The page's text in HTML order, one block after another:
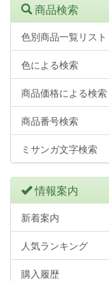
商品検索
色別商品一覧リスト
色による検索
商品価格による検索
商品番号検索
ミサンガ文字検索
情報案内
新着案内
人気ランキング
購入履歴